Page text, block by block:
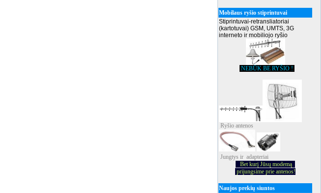
Mobilaus ryšio stiprintuvai
Stiprintuvai-retransliatoriai
(kartotuvai) GSM, UMTS, 3G
interneto ir mobiliojo ryšio
NEBŪK BE RYŠIO !
Ryšio antenos
Jungtys ir adapteriai
Bet kurį Jūsų modemą
prijungsime prie antenos!
Naujos prekių siuntos